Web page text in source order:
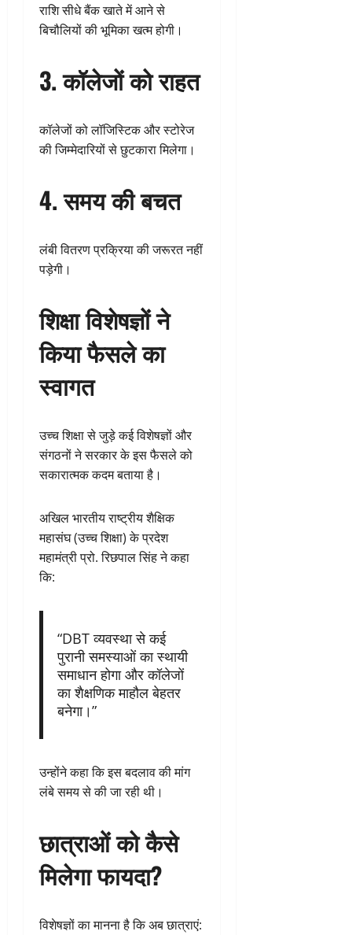
राशि सीधे बैंक खाते में आने से
बिचौलियों की भूमिका खत्म होगी।
3. कॉलेजों को राहत
कॉलेजों को लॉजिस्टिक और स्टोरेज
की जिम्मेदारियों से छुटकारा मिलेगा।
4. समय की बचत
लंबी वितरण प्रक्रिया की जरूरत नहीं
पड़ेगी।
शिक्षा विशेषज्ञों ने
किया फैसले का
स्वागत
उच्च शिक्षा से जुड़े कई विशेषज्ञों और
संगठनों ने सरकार के इस फैसले को
सकारात्मक कदम बताया है।
अखिल भारतीय राष्ट्रीय शैक्षिक
महासंघ (उच्च शिक्षा) के प्रदेश
महामंत्री प्रो. रिछपाल सिंह ने कहा
कि:
“DBT व्यवस्था से कई
पुरानी समस्याओं का स्थायी
समाधान होगा और कॉलेजों
का शैक्षणिक माहौल बेहतर
बनेगा।”
उन्होंने कहा कि इस बदलाव की मांग
लंबे समय से की जा रही थी।
छात्राओं को कैसे
मिलेगा फायदा?
विशेषज्ञों का मानना है कि अब छात्राएं: